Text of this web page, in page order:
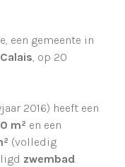
een gemeente in
, op 20
2016) heeft een
m² en een
(volledig
zwembad.